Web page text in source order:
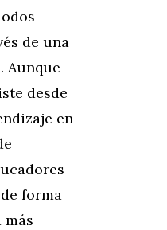
de una
Aunque
desde
en
forma